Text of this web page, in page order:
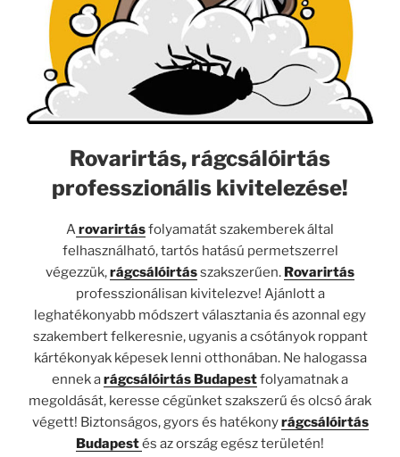
Rovarirtás, rágcsálóirtás
professzionális kivitelezése!
Arovarirtásfolyamatát szakemberek által
felhasználható, tartós hatású permetszerrel
végezzük,rágcsálóirtásszakszerűen. Rovarirtás
professzionálisan kivitelezve! Ajánlott a
leghatékonyabb módszert választania és azonnal egy
szakembert felkeresnie, ugyanis a csótányok roppant
kártékonyak képesek lenni otthonában. Ne halogassa
ennek arágcsálóirtás Budapestfolyamatnak a
megoldását, keresse cégünket szakszerű és olcsó árak
végett! Biztonságos, gyors és hatékonyrágcsálóirtás
Budapestés az ország egész területén!